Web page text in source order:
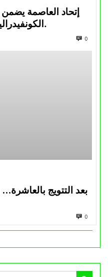
إتحاد العاصمة
الكونفيدرالية الإفريقية الموسم القادم.
0
بعد التتويج
0